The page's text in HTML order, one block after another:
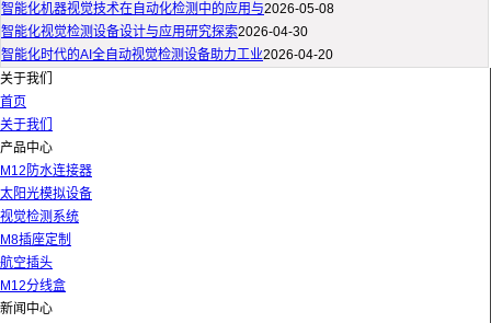
智能化机器视觉技术在自动化检测中的应用与2026-05-08
智能化视觉检测设备设计与应用研究探索2026-04-30
智能化时代的AI全自动视觉检测设备助力工业2026-04-20
关于我们
首页
关于我们
产品中心
M12防水连接器
太阳光模拟设备
视觉检测系统
M8插座定制
航空插头
M12分线盒
新闻中心